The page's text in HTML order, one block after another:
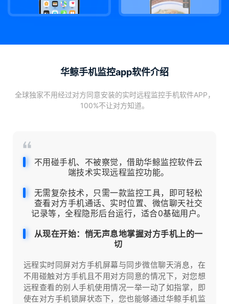
华鲸手机监控app软件介绍
全球独家不用经过对方同意安装的实时远程监控手机软件APP，
100%不让对方知道。
不用碰手机、不被察觉，借助华鲸监控软件云
端技术实现远程监控功能。
无需复杂技术，只需一款监控工具，即可轻松
查看对方手机通话、实时位置、微信聊天社交
记录等，全程隐形后台运行，适合0基础用户。
从现在开始：悄无声息地掌握对方手机上的一
切
远程实时同屏对方手机屏幕与同步微信聊天消息，在
不用碰触对方手机且不用对方同意的情况下，对您想
远程查看的别人手机使用情况一举一动了如指掌，即
使在对方手机锁屏状态下，您也能够通过华鲸手机监